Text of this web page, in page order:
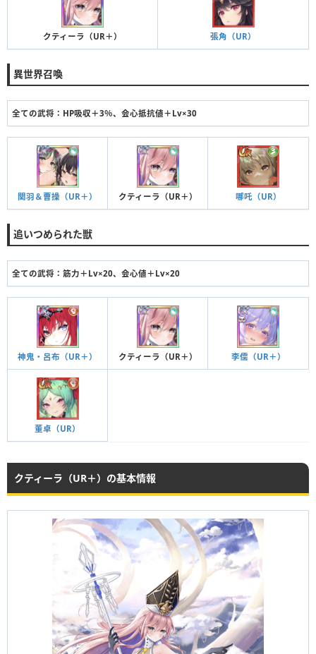
クティーラ（UR＋） 張角（UR）
異世界召喚
全ての武将：HP吸収＋3％、会心抵抗値＋Lv×30
関羽＆曹操（UR＋） クティーラ（UR＋） 哪吒（UR）
追いつめられた獣
全ての武将：筋力＋Lv×20、会心値＋Lv×20
神鬼・呂布（UR＋） クティーラ（UR＋） 李儒（UR＋）
董卓（UR）
クティーラ（UR＋）の基本情報